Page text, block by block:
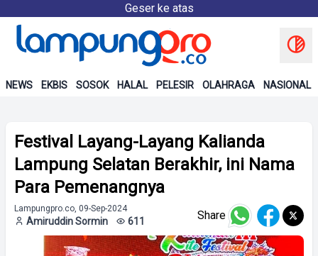
Geser ke atas
NEWS EKBIS SOSOK HALAL PELESIR OLAHRAGA NASIONAL
Festival Layang-Layang Kalianda
Lampung Selatan Berakhir, ini Nama
Para Pemenangnya
Lampungpro.co, 09-Sep-2024
Amiruddin Sormin 611 Share